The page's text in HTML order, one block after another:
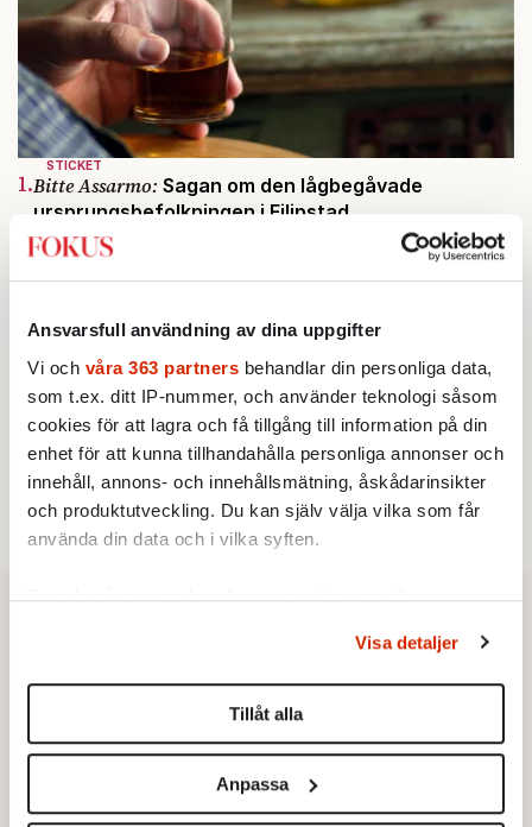
Ansvarsfull användning av dina uppgifter
Vi och våra 363 partners behandlar din personliga data,
som t.ex. ditt IP-nummer, och använder teknologi såsom
cookies för att lagra och få tillgång till information på din
enhet för att kunna tillhandahålla personliga annonser och
innehåll, annons- och innehållsmätning, åskådarinsikter
och produktutveckling. Du kan själv välja vilka som får
använda din data och i vilka syften.
Ta reda på mer om hur dina personliga uppgifter
Du kan ändra eller dra tillbaka ditt samtycke när som
helst från cookie-förklaringen.
Vi använder enhetsidentifierare för att anpassa innehållet
för sociala medier och analysera vår trafik. Vi
Visa detaljer
Tillåt alla
Anpassa
STICKET
1.Bitte Assarmo: Sagan om den lågbegåvade
ursprungsbefolkningen i Filipstad
2.Sakine Madon:
Efter islamistdådet oroar sig
vänstern för Agnes Wold
3.Därför liknar Putin både tsaren och Stalin
Av: Bengt Jangfeldt
STICKET
4.Dan Korn: Quisling, quislingar och sten i glashus
STICKET
5.Johan Romin:Varför ställs aldrig dessa frågor?
6.Johan Hakelius:DN-rubriken visar vad som sägs
mellan raderna